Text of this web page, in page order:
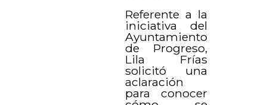
Referente a la
iniciativa del
Ayuntamiento
de Progreso,
Lila Frías
solicitó una
aclaración
para conocer